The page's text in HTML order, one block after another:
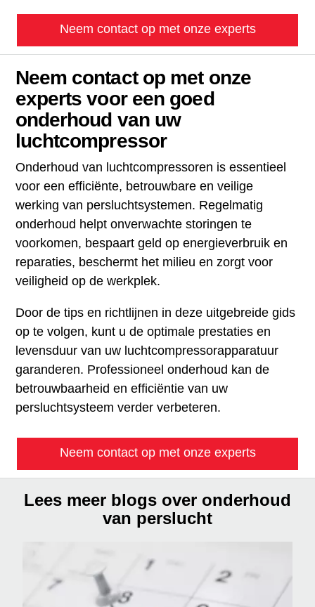
Neem contact op met onze experts
Neem contact op met onze
experts voor een goed
onderhoud van uw
luchtcompressor
Onderhoud van luchtcompressoren is essentieel
voor een efficiënte, betrouwbare en veilige
werking van persluchtsystemen. Regelmatig
onderhoud helpt onverwachte storingen te
voorkomen, bespaart geld op energieverbruik en
reparaties, beschermt het milieu en zorgt voor
veiligheid op de werkplek.
Door de tips en richtlijnen in deze uitgebreide gids
op te volgen, kunt u de optimale prestaties en
levensduur van uw luchtcompressorapparatuur
garanderen. Professioneel onderhoud kan de
betrouwbaarheid en efficiëntie van uw
persluchtsysteem verder verbeteren.
Neem contact op met onze experts
Lees meer blogs over onderhoud
van perslucht